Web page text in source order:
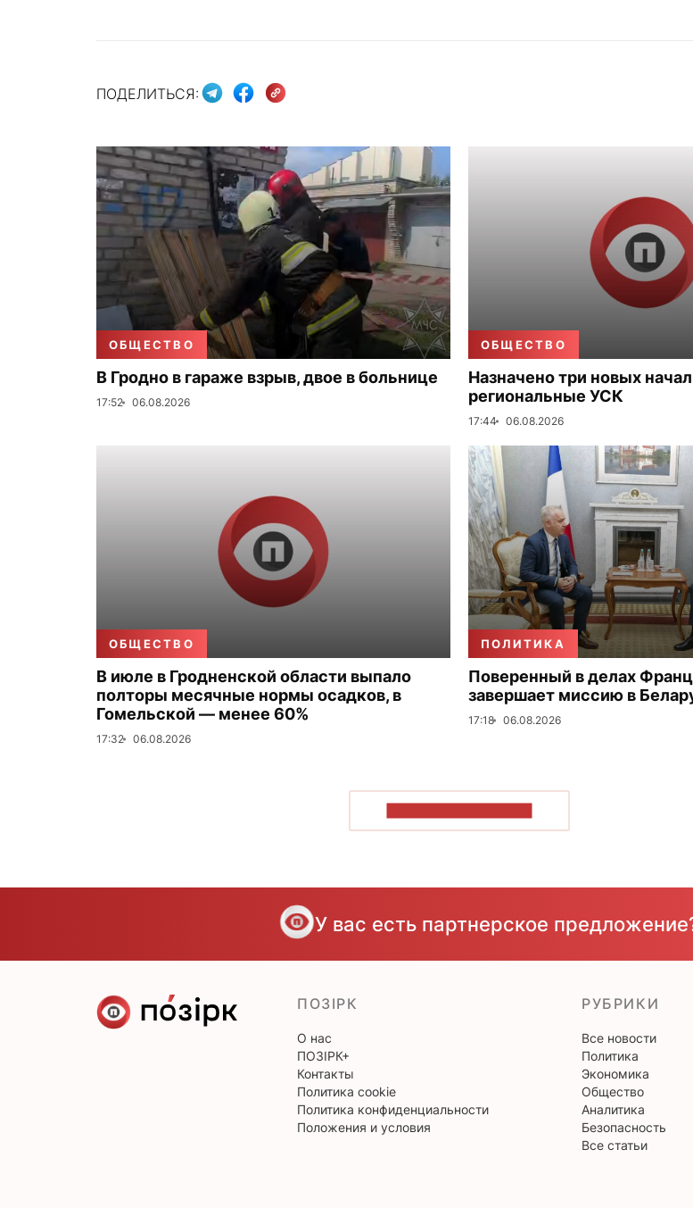
ПОДЕЛИТЬСЯ:
ОБЩЕСТВО
В Гродно в гараже взрыв, двое в больнице
17:52 06.08.2026
ОБЩЕСТВО
Назначено три новых
региональные УСК
17:44 06.08.2026
ОБЩЕСТВО
В июле в Гродненской области выпало
полторы месячные нормы осадков, в
Гомельской — менее 60%
17:32 06.08.2026
ПОЛИТИКА
Поверенный в делах
завершает миссию в
17:18 06.08.2026
У вас есть партнерское
ПОЗІРК
О нас
ПОЗІРК+
Контакты
Политика cookie
Политика конфиденциальности
Положения и условия
РУБРИКИ
Все новости
Политика
Экономика
Общество
Аналитика
Безопасность
Все статьи